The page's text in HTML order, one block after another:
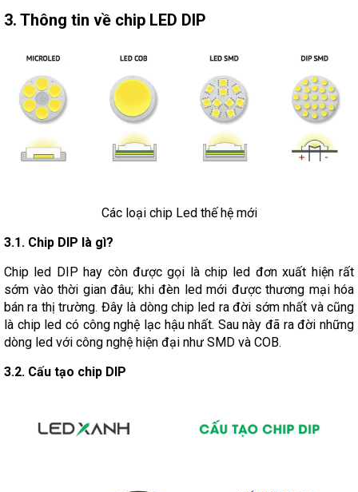
3. Thông tin về chip LED DIP
Các loại chip Led thế hệ mới
3.1. Chip DIP là gì?
Chip led DIP hay còn được gọi là chip led đơn xuất hiện rất
sớm vào thời gian đâu; khi đèn led mới được thương mại hóa
bán ra thị trường. Đây là dòng chip led ra đời sớm nhất và cũng
là chip led có công nghệ lạc hậu nhất. Sau này đã ra đời những
dòng led với công nghệ hiện đại như SMD và COB.
3.2. Cấu tạo chip DIP